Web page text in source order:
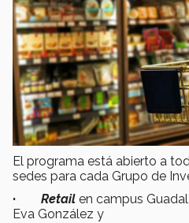
El programa está abierto a
sedes para cada Grupo de
· Retail en campus
Eva González y